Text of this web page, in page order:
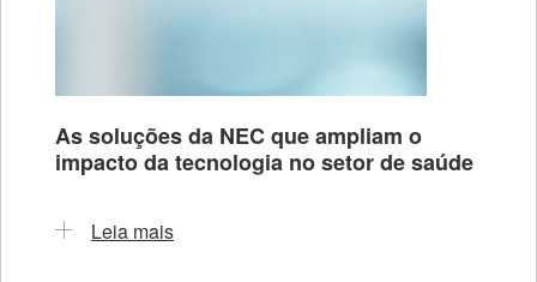
As soluções da NEC que ampliam o
impacto da tecnologia no setor de saúde
Leia mais